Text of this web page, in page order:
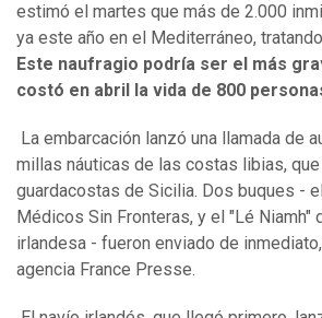
estimó el martes que más de 2.000
ya este año en el Mediterráneo,
Este naufragio podría ser el más
costó en abril la vida de 800
La embarcación lanzó una llamada de
millas náuticas de las costas libias,
guardacostas de Sicilia. Dos buques -
Médicos Sin Fronteras, y el "Lé Niamh"
irlandesa - fueron enviado de
agencia France Presse.